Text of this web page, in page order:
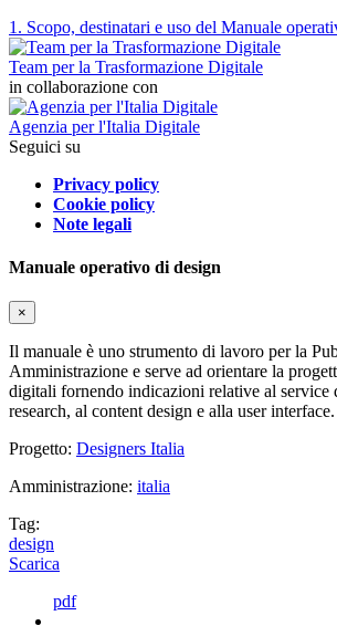
1. Scopo, destinatari e uso del Manuale
Team per la Trasformazione Digitale
in collaborazione con
Agenzia per l'Italia Digitale
Seguici su
Privacy policy
Cookie policy
Note legali
Manuale operativo di design
×
Il manuale è uno strumento di lavoro per la
Amministrazione e serve ad orientare la
digitali fornendo indicazioni relative al service
research, al content design e alla user interface.
Progetto: Designers Italia
Amministrazione: italia
Tag:
design
Scarica
pdf